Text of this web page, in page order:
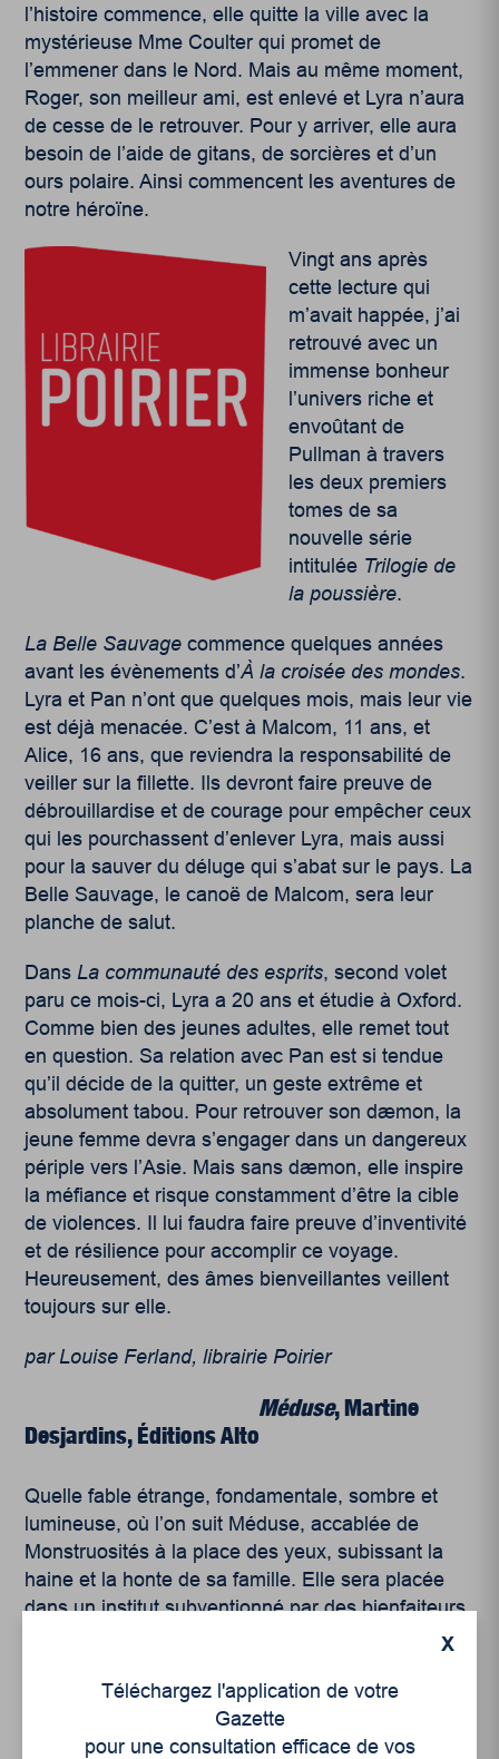
l’histoire commence, elle quitte la ville avec la
mystérieuse Mme Coulter qui promet de
l’emmener dans le Nord. Mais au même moment,
Roger, son meilleur ami, est enlevé et Lyra n’aura
de cesse de le retrouver. Pour y arriver, elle aura
besoin de l’aide de gitans, de sorcières et d’un
ours polaire. Ainsi commencent les aventures de
notre héroïne.
Vingt ans après
cette lecture qui
m’avait happée, j’ai
retrouvé avec un
immense bonheur
l’univers riche et
envoûtant de
Pullman à travers
les deux premiers
tomes de sa
nouvelle série
intitulée Trilogie de
la poussière.
La Belle Sauvage commence quelques années
avant les évènements d’À la croisée des mondes.
Lyra et Pan n’ont que quelques mois, mais leur vie
est déjà menacée. C’est à Malcom, 11 ans, et
Alice, 16 ans, que reviendra la responsabilité de
veiller sur la fillette. Ils devront faire preuve de
débrouillardise et de courage pour empêcher ceux
qui les pourchassent d’enlever Lyra, mais aussi
pour la sauver du déluge qui s’abat sur le pays. La
Belle Sauvage, le canoë de Malcom, sera leur
planche de salut.
DansLa communauté des esprits, second volet
paru ce mois-ci, Lyra a 20 ans et étudie à Oxford.
Comme bien des jeunes adultes, elle remet tout
en question. Sa relation avec Pan est si tendue
qu’il décide de la quitter, un geste extrême et
absolument tabou. Pour retrouver son dæmon, la
jeune femme devra s’engager dans un dangereux
périple vers l’Asie. Mais sans dæmon, elle inspire
la méfiance et risque constamment d’être la cible
de violences. Il lui faudra faire preuve d’inventivité
et de résilience pour accomplir ce voyage.
Heureusement, des âmes bienveillantes veillent
toujours sur elle.
par Louise Ferland, librairie Poirier
Méduse, Martine
Desjardins, Éditions Alto
Quelle fable étrange, fondamentale, sombre et
lumineuse, où l’on suit Méduse, accablée de
Monstruosités à la place des yeux, subissant la
haine et la honte de sa famille. Elle sera placée
dans un institut subventionné par des bienfaiteurs.
Une sorte de Cendrillon à saveur mythologique et
pour être transporté complètementailleurs
gardant juste ce qu’il faut de contact avec la
X
Téléchargez l'application de votre
Gazette
pour une consultation efficace de vos